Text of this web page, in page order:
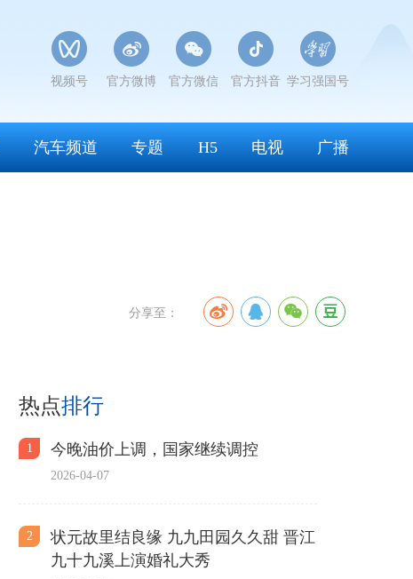
视频号 官方微博 官方微信 官方抖音 学习强国号
汽车频道 专题 H5 电视 广播
分享至：
热点排行
1 今晚油价上调，国家继续调控
2026-04-07
2
状元故里结良缘 九九田园久久甜 晋江
九十九溪上演婚礼大秀